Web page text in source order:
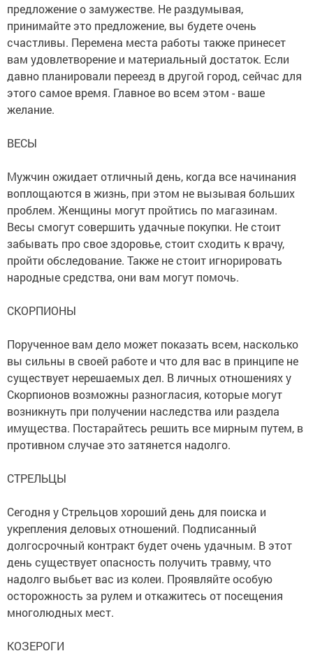
предложение о замужестве. Не раздумывая,
принимайте это предложение, вы будете очень
счастливы. Перемена места работы также принесет
вам удовлетворение и материальный достаток. Если
давно планировали переезд в другой город, сейчас для
этого самое время. Главное во всем этом - ваше
желание.
ВЕСЫ
Мужчин ожидает отличный день, когда все начинания
воплощаются в жизнь, при этом не вызывая больших
проблем. Женщины могут пройтись по магазинам.
Весы смогут совершить удачные покупки. Не стоит
забывать про свое здоровье, стоит сходить к врачу,
пройти обследование. Также не стоит игнорировать
народные средства, они вам могут помочь.
СКОРПИОНЫ
Порученное вам дело может показать всем, насколько
вы сильны в своей работе и что для вас в принципе не
существует нерешаемых дел. В личных отношениях у
Скорпионов возможны разногласия, которые могут
возникнуть при получении наследства или раздела
имущества. Постарайтесь решить все мирным путем, в
противном случае это затянется надолго.
СТРЕЛЬЦЫ
Сегодня у Стрельцов хороший день для поиска и
укрепления деловых отношений. Подписанный
долгосрочный контракт будет очень удачным. В этот
день существует опасность получить травму, что
надолго выбьет вас из колеи. Проявляйте особую
осторожность за рулем и откажитесь от посещения
многолюдных мест.
КОЗЕРОГИ